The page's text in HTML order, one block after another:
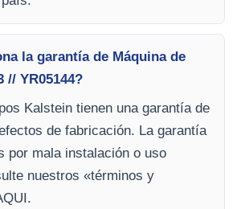
la garantía de Máquina de
// YR05144?
Kalstein tienen una garantía de
de fabricación. La garantía
por mala instalación o uso
nuestros «términos y